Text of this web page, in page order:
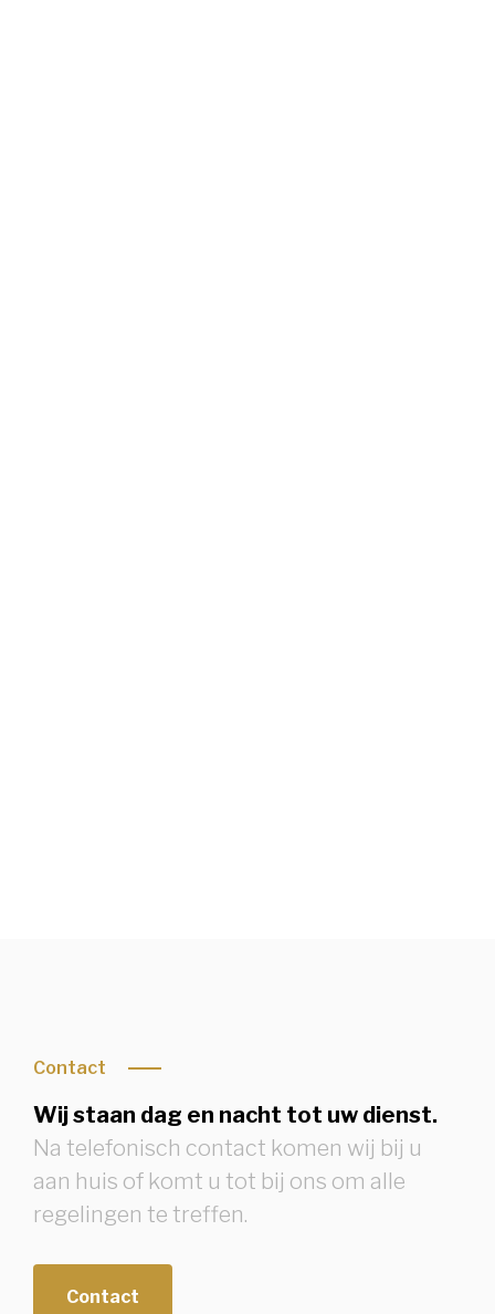
Contact
Wij staan dag en nacht tot uw dienst.
Na telefonisch contact komen wij bij u
aan huis of komt u tot bij ons om alle
regelingen te treffen.
Contact